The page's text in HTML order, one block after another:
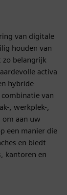
van digitale
houden van
zo belangrijk
activa
hybride
van
, werkplek-,
aan uw
een manier die
en biedt
kantoren en